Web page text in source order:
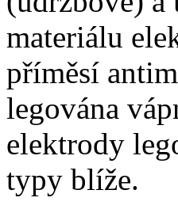
materiálu
příměsí
legována
elektrody
typy blíže.